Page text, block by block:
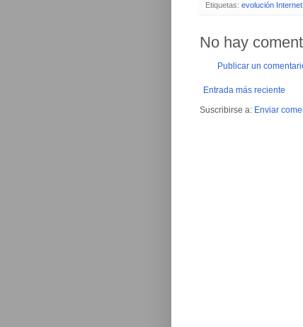
Etiquetas: evolución Internet
No hay
Publicar un
Entrada más reciente
Suscribirse a: Enviar